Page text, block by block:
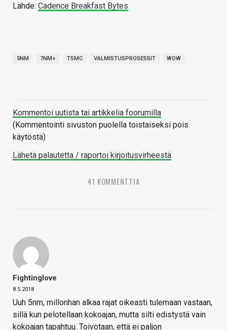
Lähde: Cadence Breakfast Bytes
5NM 7NM+ TSMC VALMISTUSPROSESSIT WOW
Kommentoi uutista tai artikkelia foorumilla
(Kommentointi sivuston puolella toistaiseksi pois
käytöstä)
Lähetä palautetta / raportoi kirjoitusvirheestä
41 KOMMENTTIA
Fightinglove
8.5.2018
Uuh 5nm, millonhan alkaa rajat oikeasti tulemaan vastaan,
sillä kun pelotellaan kokoajan, mutta silti edistystä vain
kokoajan tapahtuu. Toivotaan, että ei paljon